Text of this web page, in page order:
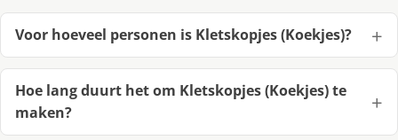
Voor hoeveel personen is Kletskopjes (Koekjes)?
Hoe lang duurt het om Kletskopjes (Koekjes) te
maken?